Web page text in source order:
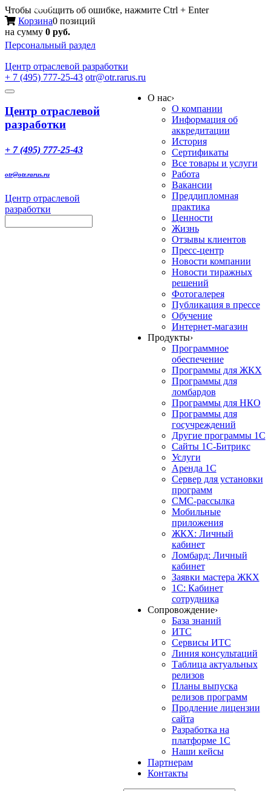
Чтобы сообщить об ошибке, нажмите Ctrl + Enter
Корзина0 позиций
на сумму 0 руб.
Персональный раздел
Центр отраслевой разработки
+ 7 (495) 777-25-43 otr@otr.rarus.ru
Toggle
Меню
Центр отраслевой
разработки
+ 7 (495) 777-25-43
otr@otr.rarus.ru
Центр отраслевой
разработки
О нас›
О компании
Информация об
аккредитации
История
Сертификаты
Все товары и услуги
Работа
Вакансии
Преддипломная
практика
Ценности
Жизнь
Отзывы клиентов
Пресс-центр
Новости компании
Новости тиражных
решений
Фотогалерея
Публикация в прессе
Обучение
Интернет-магазин
Продукты›
Программное
обеспечение
Программы для ЖКХ
Программы для
ломбардов
Программы для НКО
Программы для
госучреждений
Другие программы 1С
Сайты 1С-Битрикс
Услуги
Аренда 1С
Сервер для установки
программ
СМС-рассылка
Мобильные
приложения
ЖКХ: Личный
кабинет
Ломбард: Личный
кабинет
Заявки мастера ЖКХ
1С: Кабинет
сотрудника
Сопровождение›
База знаний
ИТС
Сервисы ИТС
Линия консультаций
Таблица актуальных
релизов
Планы выпуска
релизов программ
Продление лицензии
сайта
Разработка на
платформе 1С
Наши кейсы
Партнерам
Контакты